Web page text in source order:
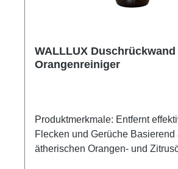
WALLLUX Duschrückwand
Orangenreiniger
Produktmerkmale: Entfernt effektiv Fett,
Flecken und Gerüche Basierend auf reinen,
ätherischen Orangen- und Zitrusölen